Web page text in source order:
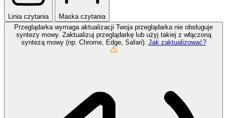
Linia czytania
Maska czytania
Przeglądarka wymaga aktualizacji Twoja przeglądarka nie obsługuje
syntezy mowy. Zaktualizuj przeglądarkę lub użyj takiej z włączoną
syntezą mowy (np. Chrome, Edge, Safari). Jak zaktualizować?